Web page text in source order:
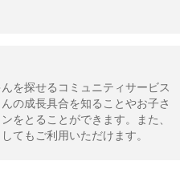
を探せるコミュニティサービス
の成長具合を知ることやお子さ
をとることができます。また、
てもご利用いただけます。